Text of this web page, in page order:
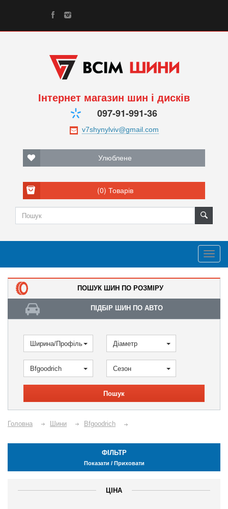
Інтернет магазин шин і дисків
097-91-991-36
Улюблене
(0) Товарів
ПОШУК ШИН ПО РОЗМІРУ
ПІДБІР ШИН ПО АВТО
Ширина/Профіль Діаметр
Bfgoodrich Сезон
Пошук
Головна Шини Bfgoodrich
ФІЛЬТР
Показати / Приховати
ЦІНА